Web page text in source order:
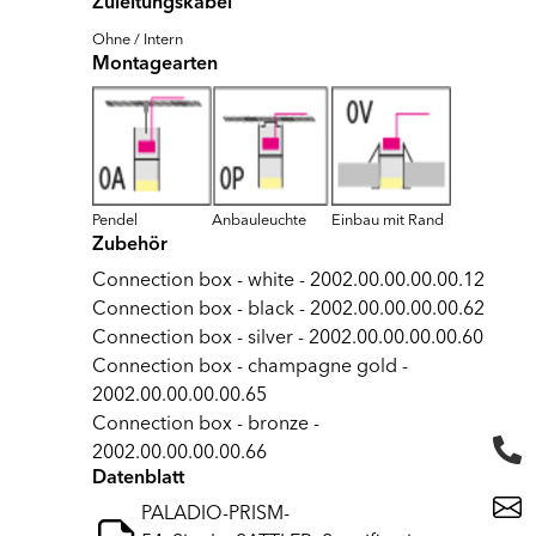
Ohne / Intern
Montagearten
Pendel Anbauleuchte Einbau mit Rand
Zubehör
Connection box - white - 2002.00.00.00.00.12
Connection box - black - 2002.00.00.00.00.62
Connection box - silver - 2002.00.00.00.00.60
Connection box - champagne gold -
2002.00.00.00.00.65
Connection box - bronze -
2002.00.00.00.00.66
Datenblatt
PALADIO-PRISM-